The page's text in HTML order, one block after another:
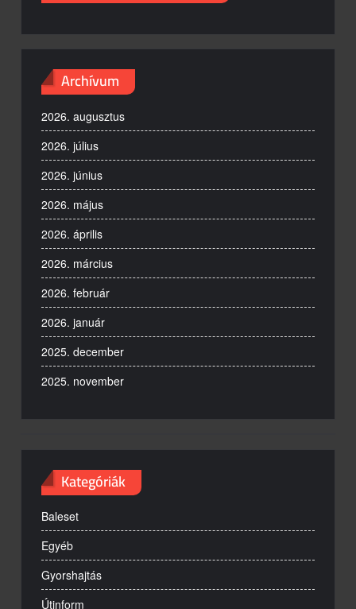
Archívum
2026. augusztus
2026. július
2026. június
2026. május
2026. április
2026. március
2026. február
2026. január
2025. december
2025. november
Kategóriák
Baleset
Egyéb
Gyorshajtás
Útinform